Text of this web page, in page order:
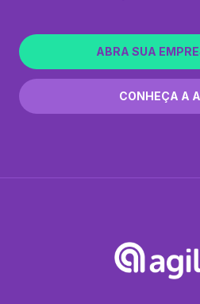
ABRA SUA
CONHEÇA A